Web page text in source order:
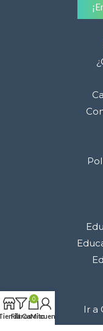
Ir a
Filtros
0
Carrito
Mi cuenta